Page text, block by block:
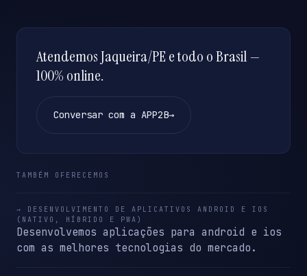
Atendemos Jaqueira/PE e todo o Brasil —
100% online.
Conversar com a APP2B→
TAMBÉM OFERECEMOS
→ DESENVOLVIMENTO DE APLICATIVOS ANDROID E IOS
(NATIVO, HÍBRIDO E PWA)
Desenvolvemos aplicações para android e ios
com as melhores tecnologias do mercado.